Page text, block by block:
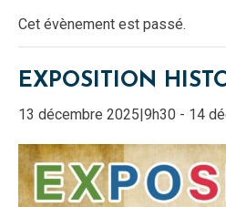
Cet évènement est passé.
EXPOSITION
13 décembre 2025|9h30 - 14